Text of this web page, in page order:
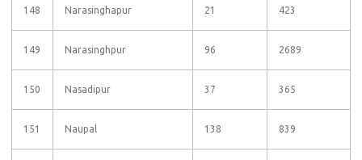
148 Narasinghapur 21 423
149 Narasinghpur 96 2689
150 Nasadipur 37 365
151 Naupal 138 839